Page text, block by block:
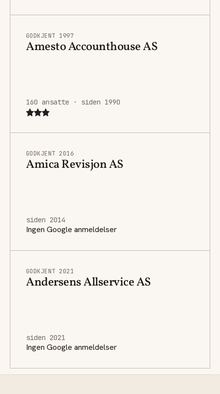
GODKJENT 1997
Amesto Accounthouse AS
160 ansatte · siden 1990
GODKJENT 2016
Amica Revisjon AS
siden 2014
Ingen Google anmeldelser
GODKJENT 2021
Andersens Allservice AS
siden 2021
Ingen Google anmeldelser